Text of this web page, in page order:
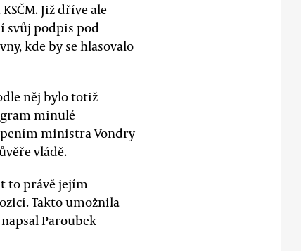
Již dříve ale
svůj podpis pod
kde by se hlasovalo
něj bylo totiž
minulé
ministra Vondry
vládě.
to právě jejím
Takto umožnila
Paroubek